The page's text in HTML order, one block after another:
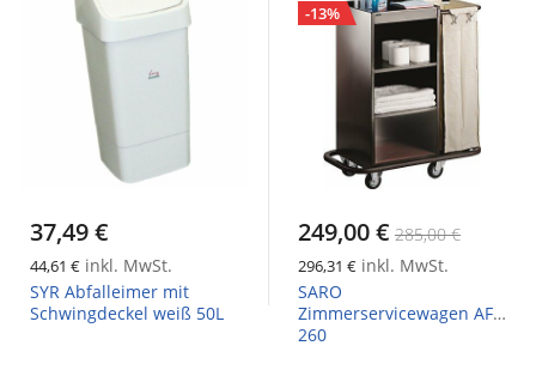
37,49 €
44,61 € inkl. MwSt.
SYR Abfalleimer mit
Schwingdeckel weiß 50L
-13%
249,00 € 285,00 €
296,31 € inkl. MwSt.
SARO
Zimmerservicewagen AF
260